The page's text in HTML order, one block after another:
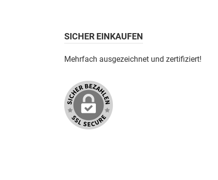
SICHER EINKAUFEN
Mehrfach ausgezeichnet und zertifiziert!